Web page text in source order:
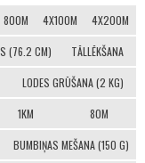
800M 4X100M 4X200M
(76.2 CM) TĀLLĒKŠANA
LODES GRŪŠANA (2 KG)
1KM 80M
BUMBIŅAS MEŠANA (150 G)